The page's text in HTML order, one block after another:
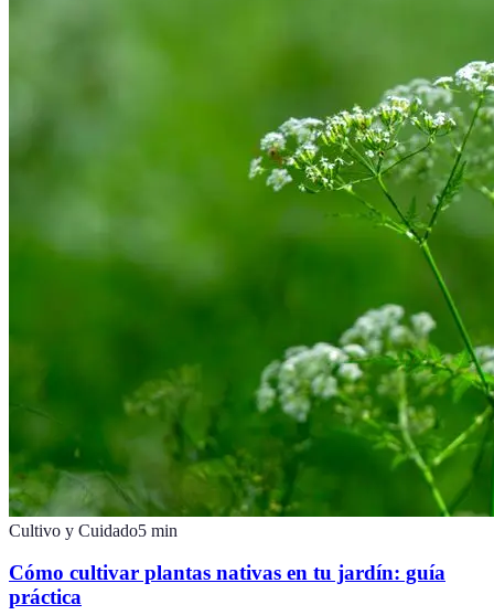
Cultivo y Cuidado5 min
Cómo cultivar plantas nativas en tu jardín: guía
práctica